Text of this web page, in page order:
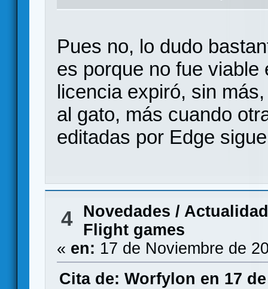
Pues no, lo dudo
es porque no fue
licencia expiró, sin
al gato, más cuando
editadas por Edge
4
Novedades / Actualidad
Flight games
« en: 17 de Noviembre de
Cita de: Worfylon en 17